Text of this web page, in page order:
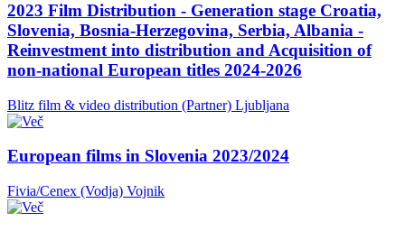
2023 Film Distribution - Generation stage Croatia,
Slovenia, Bosnia-Herzegovina, Serbia, Albania -
Reinvestment into distribution and Acquisition of
non-national European titles 2024-2026
Blitz film & video distribution (Partner) Ljubljana
European films in Slovenia 2023/2024
Fivia/Cenex (Vodja) Vojnik